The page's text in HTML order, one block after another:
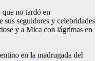
no tardó en
sus seguidores y celebridades
y a Mica con lágrimas en
en la madrugada del